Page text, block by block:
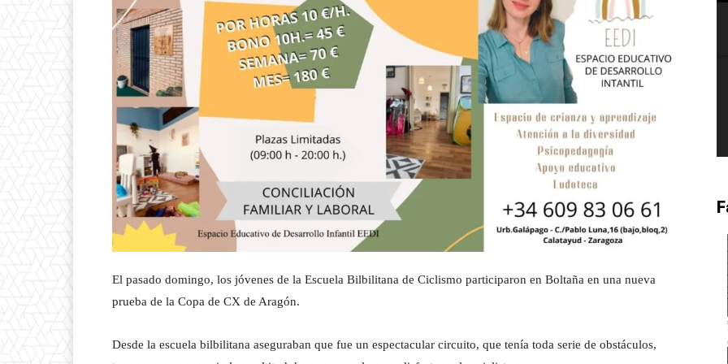
El pasado domingo, los jóvenes de la Escuela Bilbilitana de Ciclismo participaron en Boltaña en una nueva
prueba de la Copa de CX de Aragón.
Desde la escuela bilbilitana aseguraban que fue un espectacular circuito, que tenía toda serie de obstáculos,